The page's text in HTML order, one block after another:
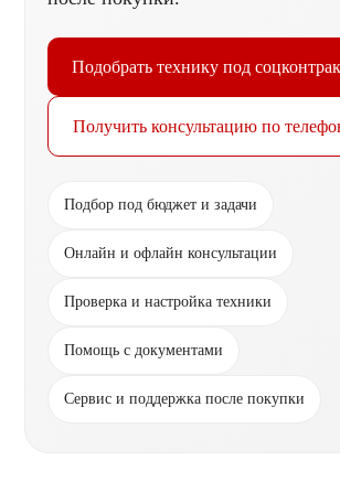
Подобрать технику под
Получить консультацию по
Подбор под бюджет и задачи
Онлайн и офлайн консультации
Проверка и настройка техники
Помощь с документами
Сервис и поддержка после покупки